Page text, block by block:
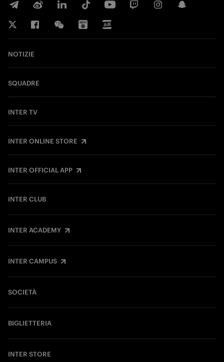
NOTIZIE
SQUADRE
INTER TV
INTER ONLINE STORE
INTER OFFICIAL APP
INTER CLUB
INTER ACADEMY
INTER CAMPUS
SOCIETÀ
BIGLIETTERIA
INTER STORE